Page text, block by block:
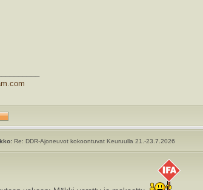
Re: DDR-Ajoneuvot kokoontuvat Keuruulla 21.-23.7.2026